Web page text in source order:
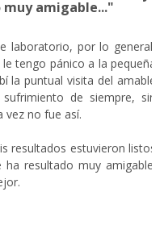
muy amigable..."
laboratorio, por lo general,
tengo pánico a la pequeña
la puntual visita del amable
de siempre, sin
vez no fue así.
resultados estuvieron listos
resultado muy amigable;